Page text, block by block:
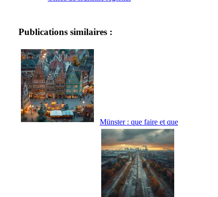
Publications similaires :
Münster : que faire et que